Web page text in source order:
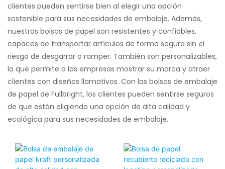
clientes pueden sentirse bien al elegir una opción
sostenible para sus necesidades de embalaje. Además,
nuestras bolsas de papel son resistentes y confiables,
capaces de transportar artículos de forma segura sin el
riesgo de desgarrar o romper. También son personalizables,
lo que permite a las empresas mostrar su marca y atraer
clientes con diseños llamativos. Con las bolsas de embalaje
de papel de Fullbright, los clientes pueden sentirse seguros
de que están eligiendo una opción de alta calidad y
ecológica para sus necesidades de embalaje.